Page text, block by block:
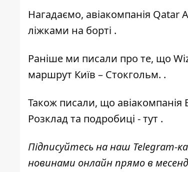
Нагадаємо, авіакомпанія
ліжками на борті .
Раніше ми писали про те, що
маршрут Київ – Стокгольм. .
Також писали, що авіакомпанія
Розклад та подробиці -тут .
Підписуйтесь на наш Telegram-
новинами онлайн прямо в